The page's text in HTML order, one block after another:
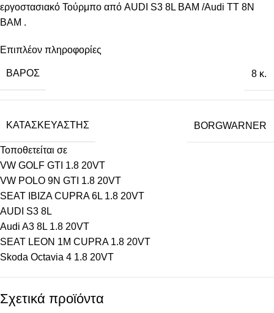
εργοστασιακό Τούρμπο από AUDI S3 8L BAM /Audi TT 8N
BAM .
Επιπλέον πληροφορίες
ΒΆΡΟΣ 8 κ.
ΚΑΤΑΣΚΕΥΑΣΤΉΣ BORGWARNER
Τοποθετείται σε
VW GOLF GTI 1.8 20VT
VW POLO 9N GTI 1.8 20VT
SEAT IBIZA CUPRA 6L 1.8 20VT
AUDI S3 8L
Audi A3 8L 1.8 20VT
SEAT LEON 1M CUPRA 1.8 20VT
Skoda Octavia 4 1.8 20VT
Σχετικά προϊόντα